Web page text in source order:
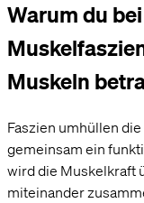
Warum du
Muskeln
Faszien umhüllen
gemeinsam ein
wird die Muskelkraft
miteinander